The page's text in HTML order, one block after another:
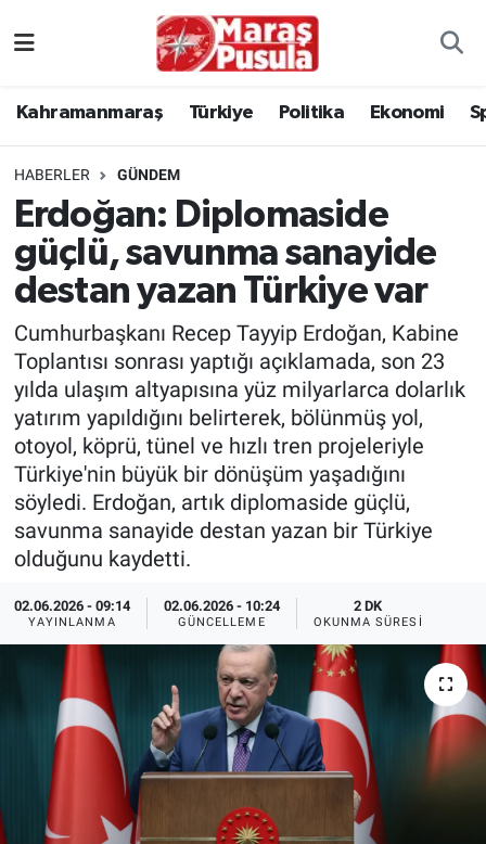
Kahramanmaraş Türkiye Politika Ekonomi
HABERLER GÜNDEM
Erdoğan: Diplomaside
güçlü, savunma sanayide
destan yazan Türkiye var
Cumhurbaşkanı Recep Tayyip Erdoğan, Kabine
Toplantısı sonrası yaptığı açıklamada, son 23
yılda ulaşım altyapısına yüz milyarlarca dolarlık
yatırım yapıldığını belirterek, bölünmüş yol,
otoyol, köprü, tünel ve hızlı tren projeleriyle
Türkiye'nin büyük bir dönüşüm yaşadığını
söyledi. Erdoğan, artık diplomaside güçlü,
savunma sanayide destan yazan bir Türkiye
olduğunu kaydetti.
02.06.2026 - 09:14
YAYINLANMA
02.06.2026 - 10:24
GÜNCELLEME
2 DK
OKUNMA SÜRESI
Politika
Ekonomi
Spor
Kültür Sanat
Sağlık
TEKNOLOJİ
MAGAZİN
Bilim, Teknoloji
ASAYİŞ
İstanbul Namaz Vakitleri
İstanbul Trafik Yoğunluk Haritası
Süper Lig Puan Durumu ve Fikstür
Tüm Manşetler
Son Dakika Haberleri
Haber Arşivi